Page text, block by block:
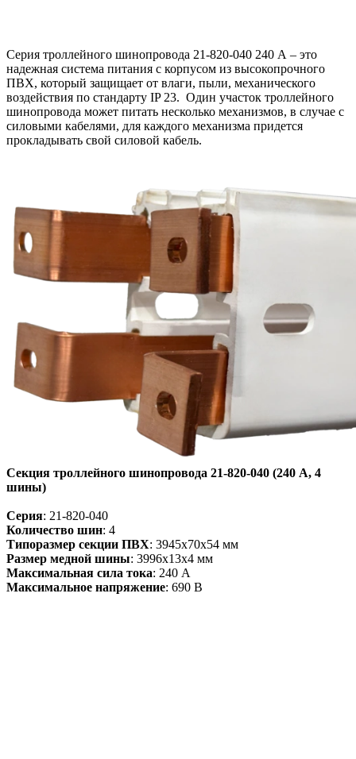
Серия троллейного шинопровода 21-820-040 240 А – это
надежная система питания с корпусом из высокопрочного
ПВХ, который защищает от влаги, пыли, механического
воздействия по стандарту IP 23. Один участок троллейного
шинопровода может питать несколько механизмов, в случае с
силовыми кабелями, для каждого механизма придется
прокладывать свой силовой кабель.
Секция троллейного шинопровода 21-820-040 (240 А, 4
шины)
Серия: 21-820-040
Количество шин: 4
Типоразмер секции ПВХ: 3945х70х54 мм
Размер медной шины: 3996х13х4 мм
Максимальная сила тока: 240 А
Максимальное напряжение: 690 В